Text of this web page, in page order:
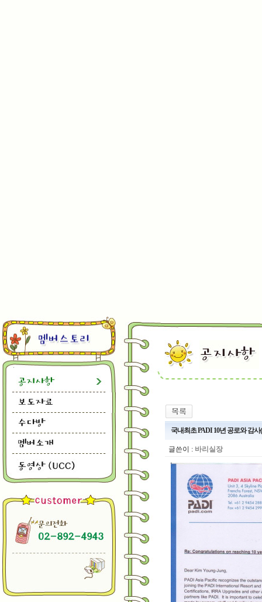
국내최초 PADI 10년 공로와 감사
글쓴이 : 바리실장